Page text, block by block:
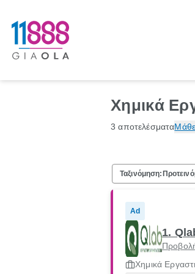
Χημικά
3 αποτελέσματαΜάθε
Ταξινόμηση:
Ad
1.
Χημικά